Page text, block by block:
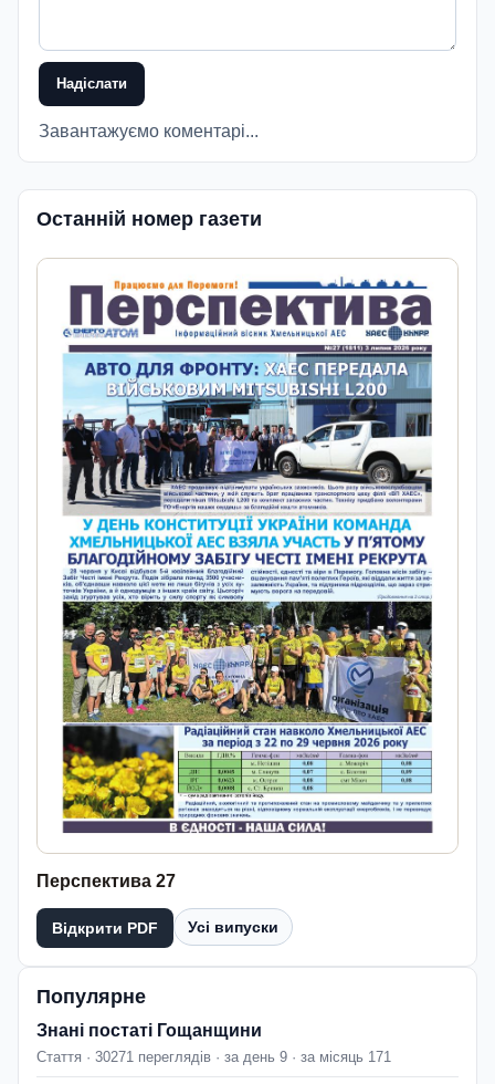
Надіслати
Завантажуємо коментарі...
Останній номер газети
Перспектива 27
Відкрити PDF Усі випуски
Популярне
Знані постаті Гощанщини
Стаття · 30271 переглядів · за день 9 · за місяць 171